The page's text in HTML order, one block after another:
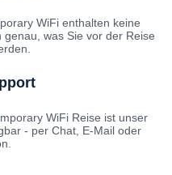
WiFi enthalten keine
was Sie vor der Reise
WiFi Reise ist unser
- per Chat, E-Mail oder